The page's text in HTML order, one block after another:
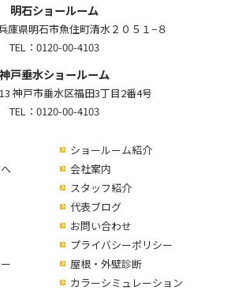
明石ショールーム
庫県明石市魚住町清水２０５１−８
TEL： 0120-00-4103
神戸垂水ショールーム
神戸市垂水区福田3丁目2番4号
TEL： 0120-00-4103
ショールーム紹介
会社案内
スタッフ紹介
代表ブログ
お問い合わせ
プライバシーポリシー
屋根・外壁診断
カラーシミュレーション